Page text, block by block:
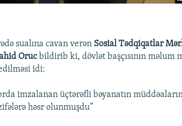
sualına cavan verən Sosial Tədqiqatlar
Orucbildirib ki, dövlət başçısının məlum
idi:
imzalanan üçtərəfli bəyanatın
həsr olunmuşdu”